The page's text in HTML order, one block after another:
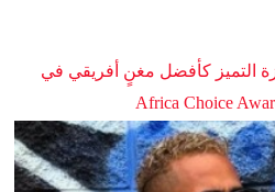
التميز كأفضل مغنٍ أفريقي في